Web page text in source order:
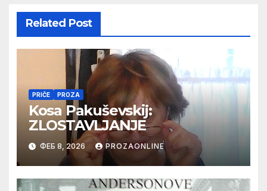
Related Post
PRIČE PROZA
Kosa Pakuševskij:
ZLOSTAVLJANJE
ФЕБ 8, 2026 PROZAONLINE